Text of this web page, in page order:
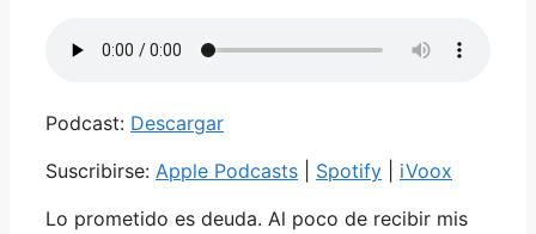
Podcast: Descargar
Suscribirse: Apple Podcasts Spotify
iVoox
Lo prometido es deuda. Al poco de recibir mis